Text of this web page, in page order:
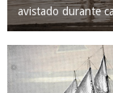
avistado durante